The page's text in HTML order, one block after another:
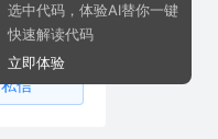
32
粉丝
私信
选中代码，体验AI替你一键
快速解读代码
立即体验